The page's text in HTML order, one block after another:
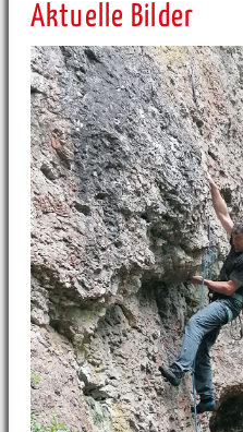
Aktuelle Bilder